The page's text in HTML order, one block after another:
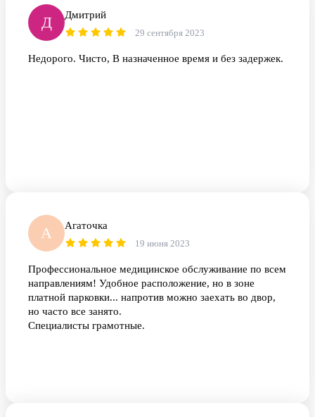
Д Дмитрий
29 сентября 2023
Недорого. Чисто, В назначенное время и без задержек.
А Агаточка
19 июня 2023
Профессиональное медицинское обслуживание по всем
направлениям! Удобное расположение, но в зоне
платной парковки... напротив можно заехать во двор,
но часто все занято.
Специалисты грамотные.